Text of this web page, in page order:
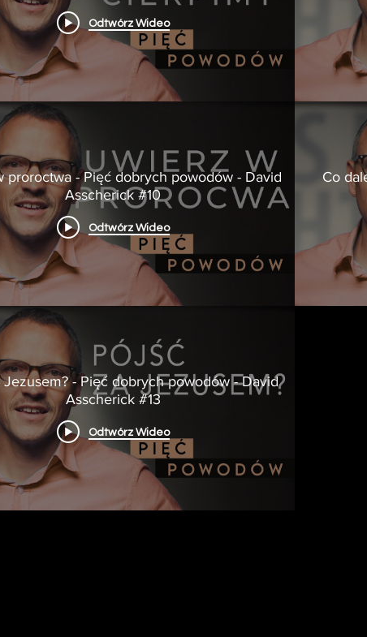
Odtwórz Wideo
proroctwa - Pięć dobrych powodów - David
Asscherick #10
Odtwórz Wideo
Co
Jezusem? - Pięć dobrych powodów - David
Asscherick #13
Odtwórz Wideo